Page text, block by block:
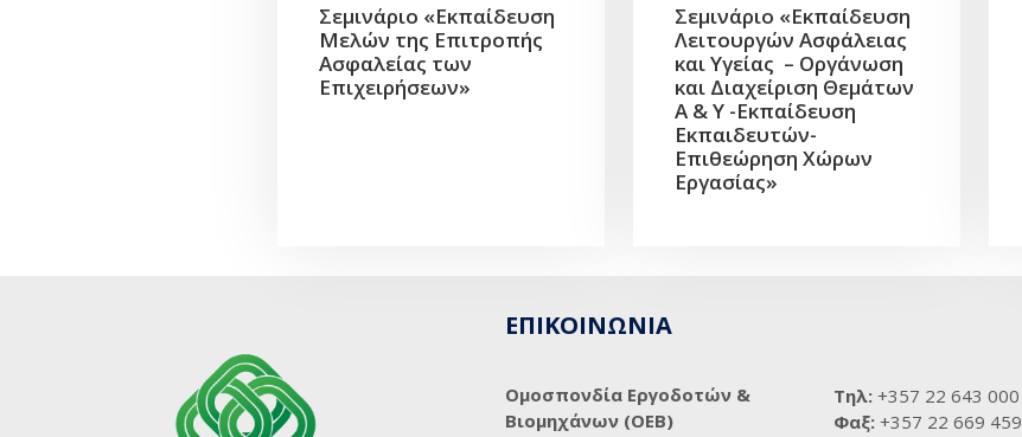
Σεμινάριο «Εκπαίδευση
Μελών της Επιτροπής
Ασφαλείας των
Επιχειρήσεων»
Σεμινάριο «Εκπαίδευση
Λειτουργών Ασφάλειας
και Υγείας – Οργάνωση
και Διαχείριση Θεμάτων
Α & Υ -Εκπαίδευση
Εκπαιδευτών-
Επιθεώρηση Χώρων
Εργασίας»
ΕΠΙΚΟΙΝΩΝΙΑ
Ομοσπονδία Εργοδοτών &
Βιομηχάνων (ΟΕΒ)
Τηλ: +357 22 643 000
Φαξ: +357 22 669 459